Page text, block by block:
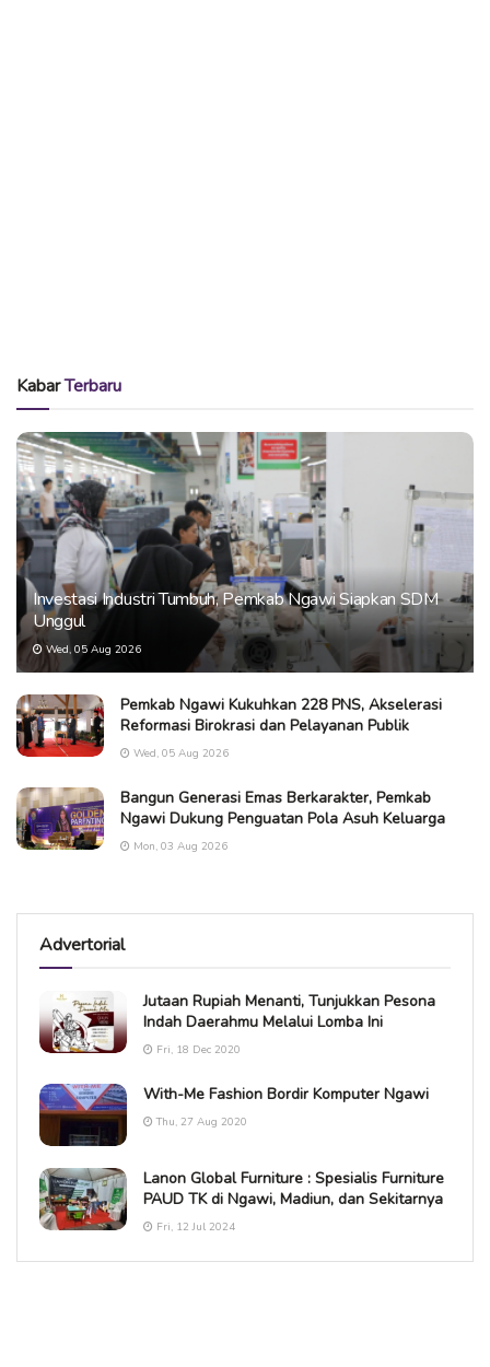
KabarTerbaru
Investasi Industri Tumbuh, Pemkab Ngawi Siapkan SDM
Unggul
Wed, 05 Aug 2026
Pemkab Ngawi Kukuhkan 228 PNS, Akselerasi
Reformasi Birokrasi dan Pelayanan Publik
Wed, 05 Aug 2026
Bangun Generasi Emas Berkarakter, Pemkab
Ngawi Dukung Penguatan Pola Asuh Keluarga
Mon, 03 Aug 2026
Advertorial
Jutaan Rupiah Menanti, Tunjukkan Pesona
Indah Daerahmu Melalui Lomba Ini
Fri, 18 Dec 2020
With-Me Fashion Bordir Komputer Ngawi
Thu, 27 Aug 2020
Lanon Global Furniture : Spesialis Furniture
PAUD TK di Ngawi, Madiun, dan Sekitarnya
Fri, 12 Jul 2024